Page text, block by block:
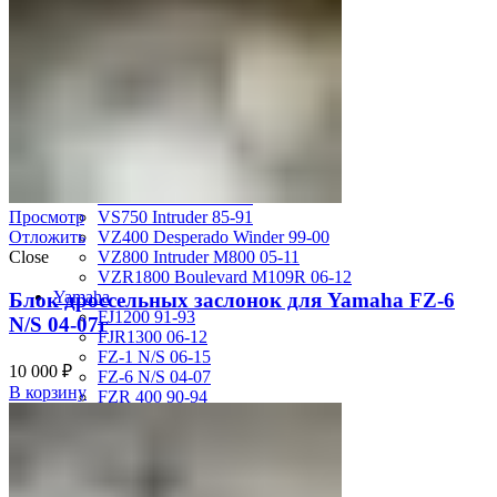
SV650 03-12
VS750 Intruder 85-91
VZ400 Desperado Winder 99-00
VZ800 Intruder M800 05-11
VZR1800 Boulevard M109R 06-12
Yamaha
FJ1200 91-93
FJR1300 06-12
FZ-1 N/S 06-15
FZ-6 N/S 04-07
FZR 400 90-94
Просмотр
Отложить
Close
Блок дроссельных заслонок для Yamaha FZ-6
N/S 04-07г
10 000 ₽
В корзину